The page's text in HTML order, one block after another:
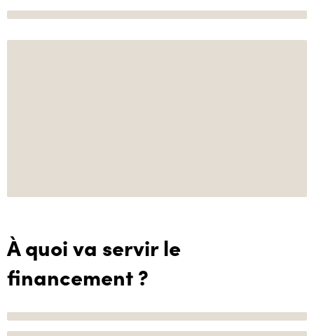
À quoi va servir le
financement ?